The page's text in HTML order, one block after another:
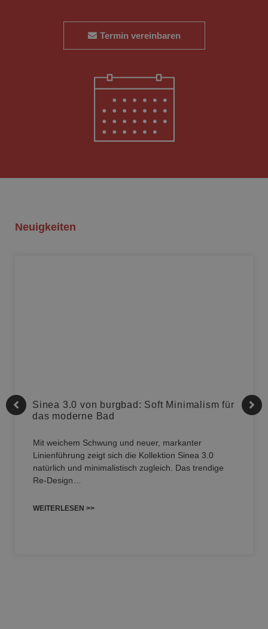
Termin vereinbaren
Neuigkeiten
Sinea 3.0 von burgbad: Soft Minimalism für
das moderne Bad
Mit weichem Schwung und neuer, markanter
Linienführung zeigt sich die Kollektion Sinea 3.0
natürlich und minimalistisch zugleich. Das trendige
Re-Design…
WEITERLESEN >>